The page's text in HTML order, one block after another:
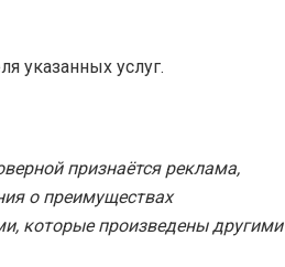
указанных услуг.
признаётся реклама,
о преимуществах
которые произведены другими